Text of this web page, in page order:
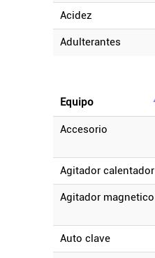
acidez
adulterantes
equipo
accesorio
agitador calentador
agitador magnetico
auto clave